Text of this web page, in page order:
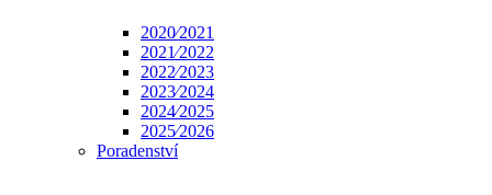
2020⁄2021
2021⁄2022
2022⁄2023
2023⁄2024
2024⁄2025
2025⁄2026
Poradenství